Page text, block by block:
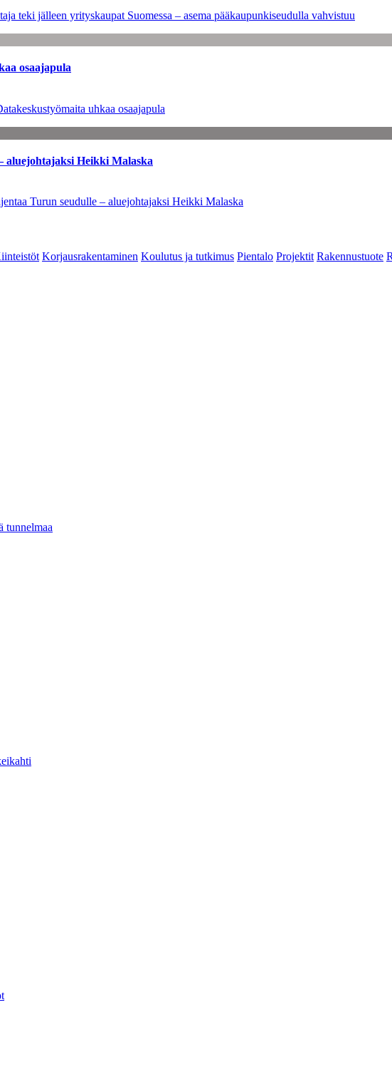
teki jälleen yrityskaupat Suomessa – asema pääkaupunkiseudulla vahvistuu
osaajapula
uhkaa osaajapula
aluejohtajaksi Heikki Malaska
Turun seudulle – aluejohtajaksi Heikki Malaska
Korjausrakentaminen Koulutus ja tutkimus Pientalo Projektit Rakennustuote
tunnelmaa